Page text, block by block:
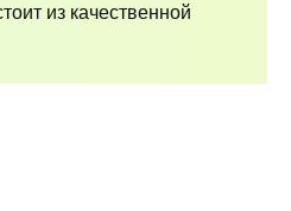
из качественной